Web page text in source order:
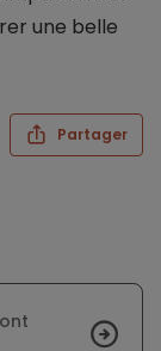
une belle
Partager